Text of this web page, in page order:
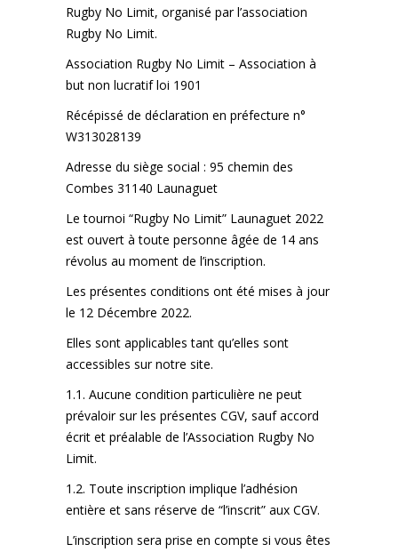
Rugby No Limit, organisé par l’association
Rugby No Limit.
Association Rugby No Limit – Association à
but non lucratif loi 1901
Récépissé de déclaration en préfecture n°
W313028139
Adresse du siège social : 95 chemin des
Combes 31140 Launaguet
Le tournoi “Rugby No Limit” Launaguet 2022
est ouvert à toute personne âgée de 14 ans
révolus au moment de l’inscription.
Les présentes conditions ont été mises à jour
le 12 Décembre 2022.
Elles sont applicables tant qu’elles sont
accessibles sur notre site.
1.1. Aucune condition particulière ne peut
prévaloir sur les présentes CGV, sauf accord
écrit et préalable de l’Association Rugby No
Limit.
1.2. Toute inscription implique l’adhésion
entière et sans réserve de “l’inscrit” aux CGV.
L’inscription sera prise en compte si vous êtes